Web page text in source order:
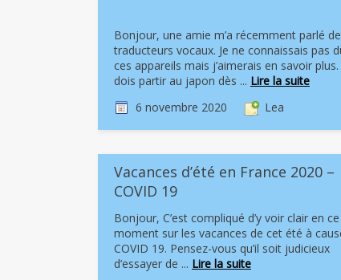
Bonjour, une amie m’a récemment parlé
traducteurs vocaux. Je ne connaissais pas
ces appareils mais j’aimerais en savoir
dois partir au japon dès ... Lire la suite
6 novembre 2020
Lea
Vacances d’été en France 2020 –
COVID 19
Bonjour, C’est compliqué d’y voir clair en ce
moment sur les vacances de cet été à
COVID 19. Pensez-vous qu’il soit judicieux
d’essayer de ... Lire la suite